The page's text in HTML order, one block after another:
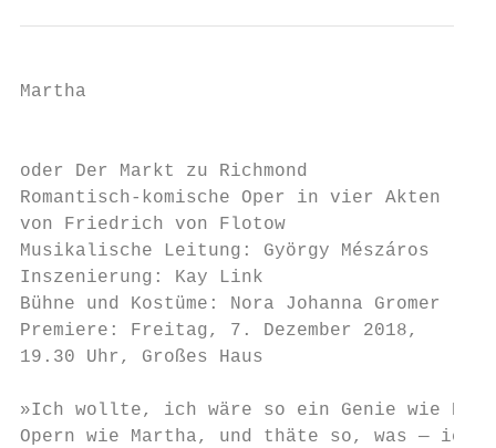
Martha
oder Der Markt zu Richmond
Romantisch-komische Oper in vier Akten
von Friedrich von Flotow
Musikalische Leitung: György Mészáros
Inszenierung: Kay Link
Bühne und Kostüme: Nora Johanna Gromer
Premiere: Freitag, 7. Dezember 2018,
19.30 Uhr, Großes Haus
»Ich wollte, ich wäre so ein Genie wie
Opern wie Martha, und thäte so, was — ich